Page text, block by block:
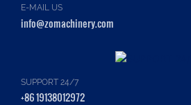
E-MAIL US
info@zomachinery.com
SUPPORT 24/7
+86 19138012972